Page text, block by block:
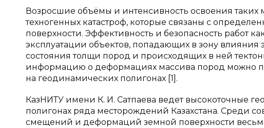
Возросшие объёмы и интенсивность освоения
техногенных катастроф, которые связаны с
поверхности. Эффективность и безопасность работ
эксплуатации объектов, попадающих в зону влияния
состояния толщи пород и происходящих в ней
информацию о деформациях массива пород можно
на геодинамических полигонах [1].
КазНИТУ имени К. И. Сатпаева ведет высокоточные
полигонах ряда месторождений Казахстана. Среди
смещений и деформаций земной поверхности